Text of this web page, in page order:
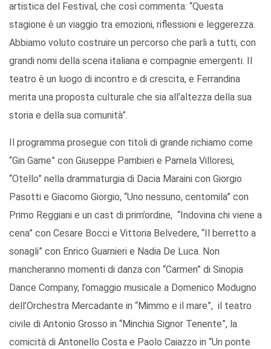
artistica del Festival, che così commenta: “Questa
stagione è un viaggio tra emozioni, riflessioni e leggerezza.
Abbiamo voluto costruire un percorso che parli a tutti, con
grandi nomi della scena italiana e compagnie emergenti. Il
teatro è un luogo di incontro e di crescita, e Ferrandina
merita una proposta culturale che sia all’altezza della sua
storia e della sua comunità”.
Il programma prosegue con titoli di grande richiamo come
“Gin Game” con Giuseppe Pambieri e Pamela Villoresi,
“Otello” nella drammaturgia di Dacia Maraini con Giorgio
Pasotti e Giacomo Giorgio, “Uno nessuno, centomila” con
Primo Reggiani e un cast di prim’ordine, “Indovina chi viene a
cena” con Cesare Bocci e Vittoria Belvedere, “Il berretto a
sonagli” con Enrico Guarnieri e Nadia De Luca. Non
mancheranno momenti di danza con “Carmen” di Sinopia
Dance Company, l’omaggio musicale a Domenico Modugno
dell’Orchestra Mercadante in “Mimmo e il mare”, il teatro
civile di Antonio Grosso in “Minchia Signor Tenente”, la
comicità di Antonello Costa e Paolo Caiazzo in “Un ponte